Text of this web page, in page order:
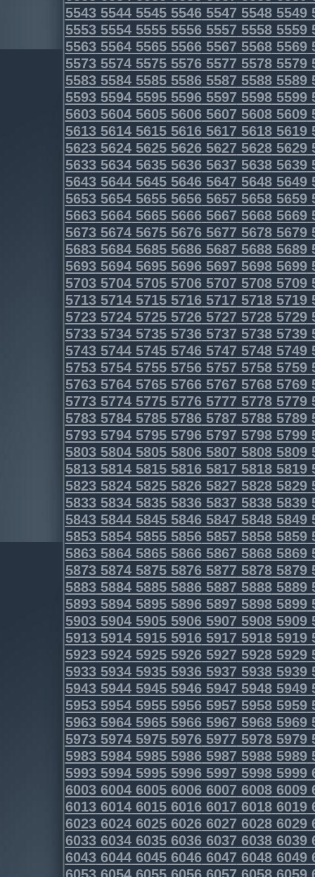
5543554455455546554755485549
5553555455555556555755585559
5563556455655566556755685569
5573557455755576557755785579
5583558455855586558755885589
5593559455955596559755985599
5603560456055606560756085609
5613561456155616561756185619
5623562456255626562756285629
5633563456355636563756385639
5643564456455646564756485649
5653565456555656565756585659
5663566456655666566756685669
5673567456755676567756785679
5683568456855686568756885689
5693569456955696569756985699
5703570457055706570757085709
5713571457155716571757185719
5723572457255726572757285729
5733573457355736573757385739
5743574457455746574757485749
5753575457555756575757585759
5763576457655766576757685769
5773577457755776577757785779
5783578457855786578757885789
5793579457955796579757985799
5803580458055806580758085809
5813581458155816581758185819
5823582458255826582758285829
5833583458355836583758385839
5843584458455846584758485849
5853585458555856585758585859
5863586458655866586758685869
5873587458755876587758785879
5883588458855886588758885889
5893589458955896589758985899
5903590459055906590759085909
5913591459155916591759185919
5923592459255926592759285929
5933593459355936593759385939
5943594459455946594759485949
5953595459555956595759585959
5963596459655966596759685969
5973597459755976597759785979
5983598459855986598759885989
5993599459955996599759985999
6003600460056006600760086009
6013601460156016601760186019
6023602460256026602760286029
6033603460356036603760386039
6043604460456046604760486049